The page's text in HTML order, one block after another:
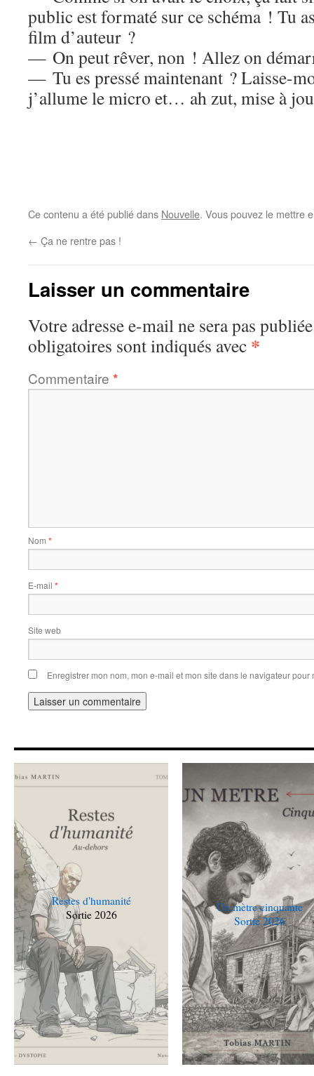
public est formaté sur ce schéma ! Tu
film d’auteur ?
— On peut rêver, non ! Allez on
— Tu es pressé maintenant ? Laisse-
j’allume le micro et… ah zut, mise à
Ce contenu a été publié dans Nouvelle. Vous pouvez le mettre
← Ça ne rentre pas !
Laisser un commentaire
Votre adresse e-mail ne sera pas
obligatoires sont indiqués avec *
Commentaire *
Nom *
E-mail *
Site web
Enregistrer mon nom, mon e-mail et mon site dans le navigateur
Restes d'humanité
Sortie 2026
Un mètre cinquante
Sortie 2026